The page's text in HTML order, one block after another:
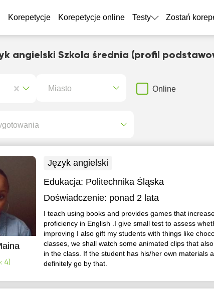
Korepetycje Korepetycje online Testy Zostań
angielski Szkola średnia (profil
Miasto Online
4)
Język angielski
Edukacja: Politechnika Śląska
Doświadczenie: ponad 2 lata
I teach using books and provides games that
proficiency in English .I give small test to assess
improving I also gift my students with things like
classes, we shall watch some animated clips that
in the class. If the student has his/her own materials
definitely go by that.